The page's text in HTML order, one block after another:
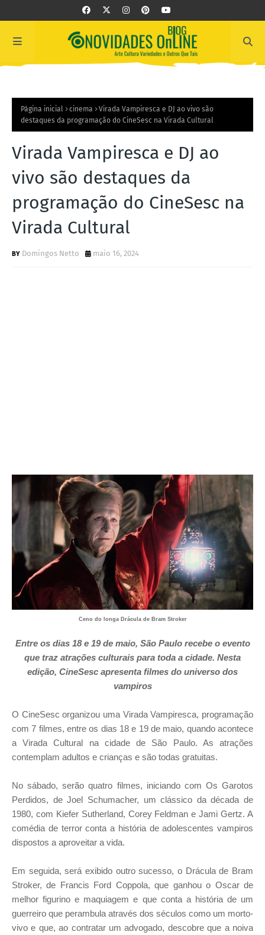
Página inicial cinema
Virada Vampiresca e DJ ao vivo são
destaques da programação do CineSesc na Virada Cultural
Virada Vampiresca e DJ ao
vivo são destaques da
programação do CineSesc na
Virada Cultural
Domingos Netto maio 16, 2024
Ceno do longa Drácula de Bram Stroker
Entre os dias 18 e 19 de maio, São Paulo recebe o evento
que traz atrações culturais para toda a cidade. Nesta
edição, CineSesc apresenta filmes do universo dos
vampiros
O CineSesc organizou uma Virada Vampiresca, programação
com 7 filmes, entre os dias 18 e 19 de maio, quando acontece
a Virada Cultural na cidade de São Paulo. As atrações
contemplam adultos e crianças e são todas gratuitas.
No sábado, serão quatro filmes, iniciando com Os Garotos
Perdidos, de Joel Schumacher, um clássico da década de
1980, com Kiefer Sutherland, Corey Feldman e Jami Gertz. A
comédia de terror conta a história de adolescentes vampiros
dispostos a aproveitar a vida.
Em seguida, será exibido outro sucesso, o Drácula de Bram
Stroker, de Francis Ford Coppola, que ganhou o Oscar de
melhor figurino e maquiagem e que conta a história de um
guerreiro que perambula através dos séculos como um morto-
vivo e que, ao contratar um advogado, descobre que a noiva